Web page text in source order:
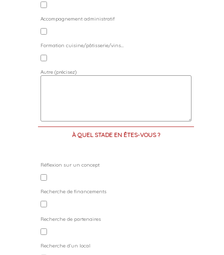
Accompagnement administratif
Formation cuisine/pâtisserie/vins…
Autre (précisez)
À QUEL STADE EN ÊTES-VOUS ?
Réflexion sur un concept
Recherche de financements
Recherche de partenaires
Recherche d'un local